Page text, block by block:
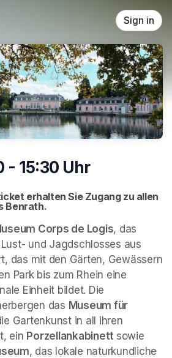
Sign in
- 15:30 Uhr
erhalten Sie Zugang zu allen
Benrath.
Corps de Logis, das
und Jagdschlosses aus
das mit den Gärten, Gewässern
Park bis zum Rhein eine
Einheit bildet. Die
das Museum für
Gartenkunst in all ihren
ein Porzellankabinett sowie
, das lokale naturkundliche